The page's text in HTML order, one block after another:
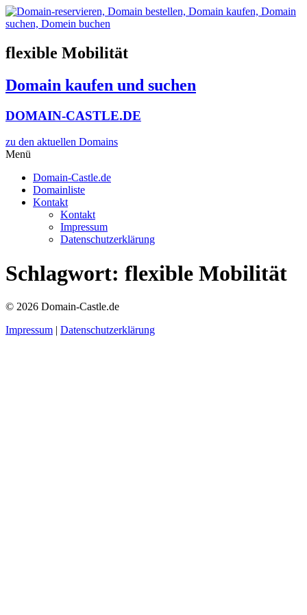
Zum
Inhalt
flexible Mobilität
Domain kaufen und suchen
DOMAIN-CASTLE.DE
zu den aktuellen Domains​
Menü
Domain-Castle.de
Domainliste
Kontakt
Kontakt
Impressum
Datenschutzerklärung
Schlagwort: flexible Mobilität
© 2026 Domain-Castle.de
Impressum | Datenschutzerklärung